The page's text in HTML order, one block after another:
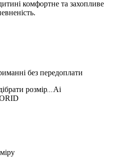
комфортне та захопливе
без передоплати
розмір
Ai